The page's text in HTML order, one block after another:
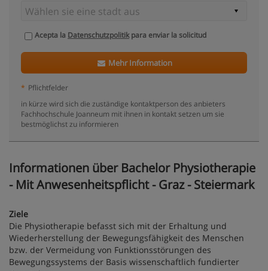
Acepta la Datenschutzpolitikpara enviar la solicitud
Mehr Information
* Pflichtfelder
in kürze wird sich die zuständige kontaktperson des anbieters
Fachhochschule Joanneum mit ihnen in kontakt setzen um sie
bestmöglichst zu informieren
Informationen über Bachelor Physiotherapie
- Mit Anwesenheitspflicht - Graz - Steiermark
Ziele
Die Physiotherapie befasst sich mit der Erhaltung und
Wiederherstellung der Bewegungsfähigkeit des Menschen
bzw. der Vermeidung von Funktionsstörungen des
Bewegungssystems der Basis wissenschaftlich fundierter